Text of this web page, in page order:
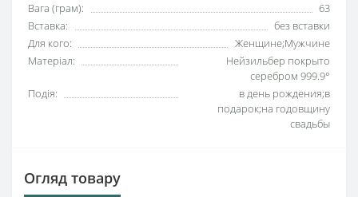
Вага (грам):
63
Вставка:
без вставки
Для кого:
Женщине;Мужчине
Матеріал:
Нейзильбер покрыто
серебром 999.9°
Подія:
в день рождения;в
подарок;на годовщину
свадьбы
Огляд товару